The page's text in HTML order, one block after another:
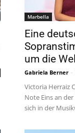
Marbella
Eine
um die
Gabriela Berner -
Victoria Herraiz
Note Eins an
sich in der